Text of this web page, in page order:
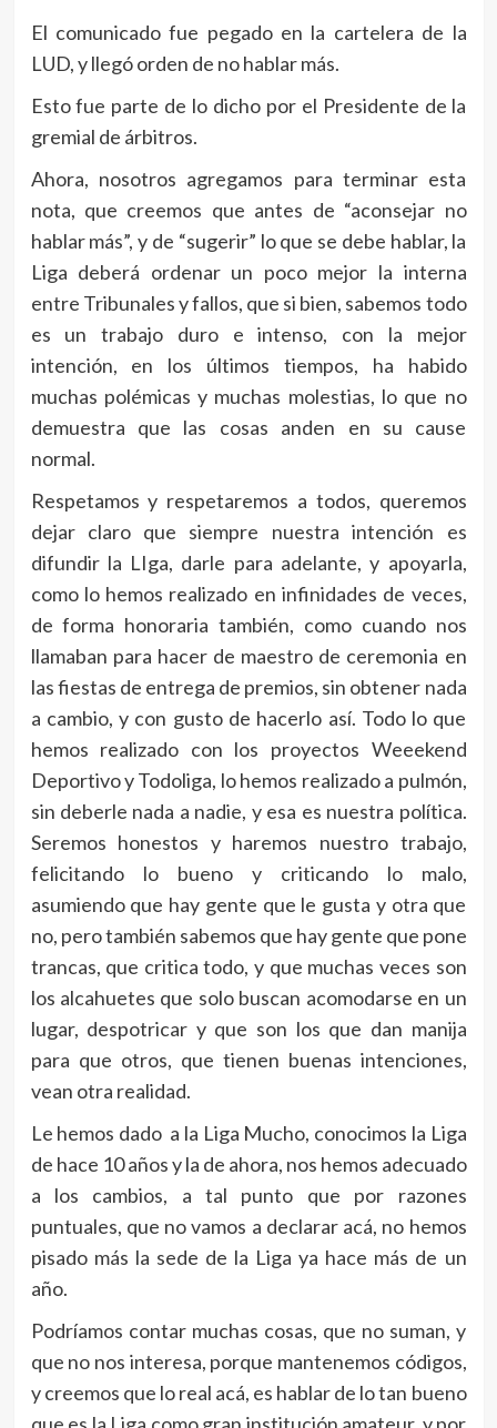
El comunicado fue pegado en la cartelera de la
LUD, y llegó orden de no hablar más.
Esto fue parte de lo dicho por el Presidente de la
gremial de árbitros.
Ahora, nosotros agregamos para terminar esta
nota, que creemos que antes de “aconsejar no
hablar más”, y de “sugerir” lo que se debe hablar, la
Liga deberá ordenar un poco mejor la interna
entre Tribunales y fallos, que si bien, sabemos todo
es un trabajo duro e intenso, con la mejor
intención, en los últimos tiempos, ha habido
muchas polémicas y muchas molestias, lo que no
demuestra que las cosas anden en su cause
normal.
Respetamos y respetaremos a todos, queremos
dejar claro que siempre nuestra intención es
difundir la LIga, darle para adelante, y apoyarla,
como lo hemos realizado en infinidades de veces,
de forma honoraria también, como cuando nos
llamaban para hacer de maestro de ceremonia en
las fiestas de entrega de premios, sin obtener nada
a cambio, y con gusto de hacerlo así. Todo lo que
hemos realizado con los proyectos Weeekend
Deportivo y Todoliga, lo hemos realizado a pulmón,
sin deberle nada a nadie, y esa es nuestra política.
Seremos honestos y haremos nuestro trabajo,
felicitando lo bueno y criticando lo malo,
asumiendo que hay gente que le gusta y otra que
no, pero también sabemos que hay gente que pone
trancas, que critica todo, y que muchas veces son
los alcahuetes que solo buscan acomodarse en un
lugar, despotricar y que son los que dan manija
para que otros, que tienen buenas intenciones,
vean otra realidad.
Le hemos dado a la Liga Mucho, conocimos la Liga
de hace 10 años y la de ahora, nos hemos adecuado
a los cambios, a tal punto que por razones
puntuales, que no vamos a declarar acá, no hemos
pisado más la sede de la Liga ya hace más de un
año.
Podríamos contar muchas cosas, que no suman, y
que no nos interesa, porque mantenemos códigos,
y creemos que lo real acá, es hablar de lo tan bueno